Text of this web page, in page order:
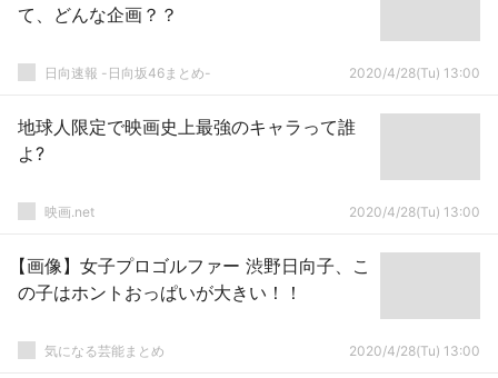
て、どんな企画？？
日向速報 -日向坂46まとめ- 2020/4/28(Tu) 13:00
地球人限定で映画史上最強のキャラって誰
よ?
映画.net 2020/4/28(Tu) 13:00
【画像】女子プロゴルファー 渋野日向子、こ
の子はホントおっぱいが大きい！！
気になる芸能まとめ 2020/4/28(Tu) 13:00